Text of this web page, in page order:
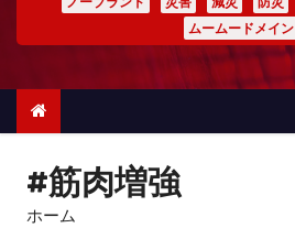
ムームードメイン
#筋肉増強
ホーム